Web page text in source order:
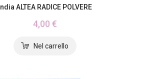
India ALTEA RADICE POLVERE
4,00 €